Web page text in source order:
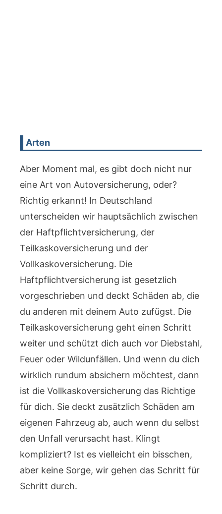
Arten
Aber Moment mal, es gibt doch nicht nur
eine Art von Autoversicherung, oder?
Richtig erkannt! In Deutschland
unterscheiden wir hauptsächlich zwischen
der Haftpflichtversicherung, der
Teilkaskoversicherung und der
Vollkaskoversicherung. Die
Haftpflichtversicherung ist gesetzlich
vorgeschrieben und deckt Schäden ab, die
du anderen mit deinem Auto zufügst. Die
Teilkaskoversicherung geht einen Schritt
weiter und schützt dich auch vor Diebstahl,
Feuer oder Wildunfällen. Und wenn du dich
wirklich rundum absichern möchtest, dann
ist die Vollkaskoversicherung das Richtige
für dich. Sie deckt zusätzlich Schäden am
eigenen Fahrzeug ab, auch wenn du selbst
den Unfall verursacht hast. Klingt
kompliziert? Ist es vielleicht ein bisschen,
aber keine Sorge, wir gehen das Schritt für
Schritt durch.